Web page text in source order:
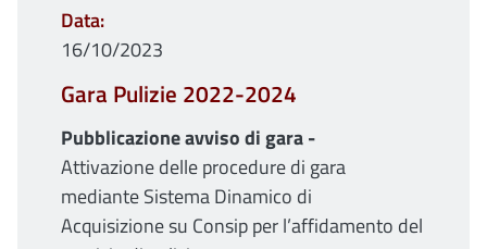
Data
16/10/2023
Gara Pulizie 2022-2024
Pubblicazione avviso di gara -
Attivazione delle procedure di gara
mediante Sistema Dinamico di
Acquisizione su Consip per l’affidamento del